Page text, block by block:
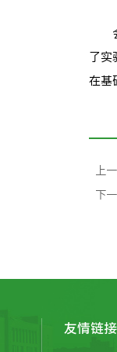
了实
在基
上
下
友情链接